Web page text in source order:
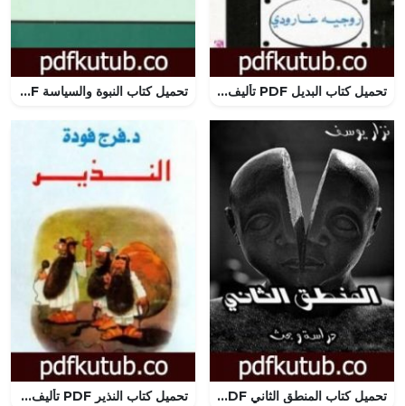
تحميل كتاب البديل PDF تأليف روجيه غارودي مجانا [كامل] تحميل كتاب النبوة والسياسة PDF تأليف عبد الإله بلقزيز مجانا [كامل]
تحميل كتاب المنطق الثاني PDF تأليف نزار يوسف مجانا [كامل] تحميل كتاب النذير PDF تأليف فرج فودة مجانا [كامل]